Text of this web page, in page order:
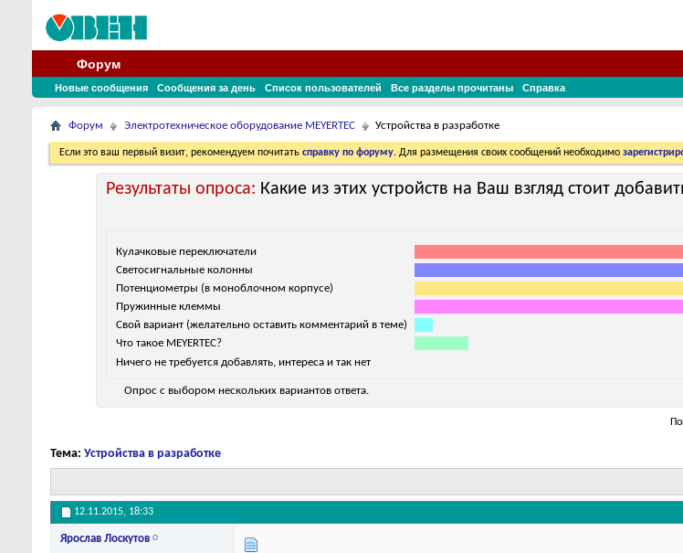
Форум
Новые сообщения Сообщения за день Список пользователей Все разделы прочитаны Справка
Форум Электротехническое оборудование MEYERTEC Устройства в разработке
Если это ваш первый визит, рекомендуем почитать справку по форуму. Для размещения своих сообщений необходимо
Результаты опроса: Какие из этих устройств на Ваш взгляд стоит
Кулачковые переключатели
Светосигнальные колонны
Потенциометры (в моноблочном корпусе)
Пружинные клеммы
Свой вариант (желательно оставить комментарий в теме)
Что такое MEYERTEC?
Ничего не требуется добавлять, интереса и так нет
Опрос с выбором нескольких вариантов ответа.
Тема: Устройства в разработке
12.11.2015, 18:33
Ярослав Лоскутов